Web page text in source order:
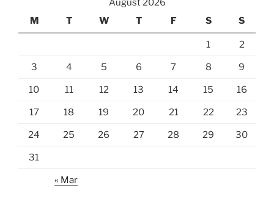
August 2026
M
T W T F S S
1 2
3 4 5 6 7 8 9
10 11 12 13 14 15 16
17 18 19 20 21 22 23
24 25 26 27 28 29 30
31
« Mar